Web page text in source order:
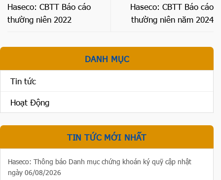
Haseco: CBTT Báo cáo
thường niên 2022
Haseco: CBTT Báo cáo
thường niên năm 2024
DANH MỤC
Tin tức
Hoạt Động
TIN TỨC MỚI NHẤT
Haseco: Thông báo Danh mục chứng khoán ký quỹ cập nhật
ngày 06/08/2026